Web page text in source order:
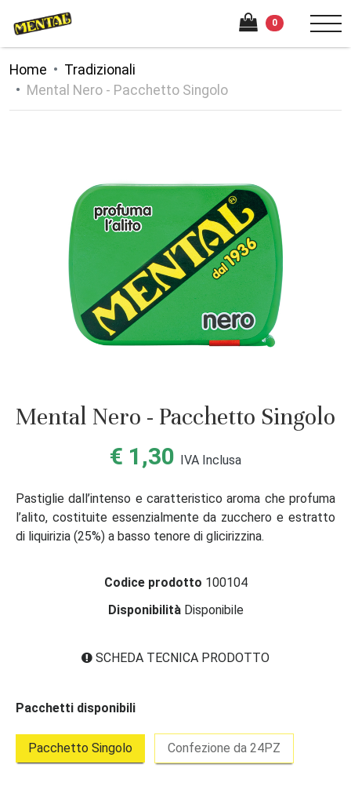
0
Home
Tradizionali
Mental Nero - Pacchetto Singolo
Mental Nero - Pacchetto Singolo
€ 1,30 IVA Inclusa
Pastiglie dall’intenso e caratteristico aroma che profuma
l’alito, costituite essenzialmente da zucchero e estratto
di liquirizia (25%) a basso tenore di glicirizzina.
Codice prodotto 100104
Disponibilità Disponibile
SCHEDA TECNICA PRODOTTO
Pacchetti disponibili
Pacchetto Singolo Confezione da 24PZ